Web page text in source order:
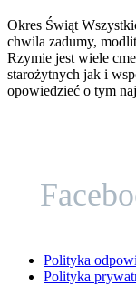
Okres Świąt
chwila zadumy,
Rzymie jest wiele
starożytnych jak i
opowiedzieć o tym
Polityka
Polityka